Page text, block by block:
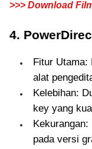
>>> Download
4.
Fitur
alat
Kelebihan:
key yang
pada versi